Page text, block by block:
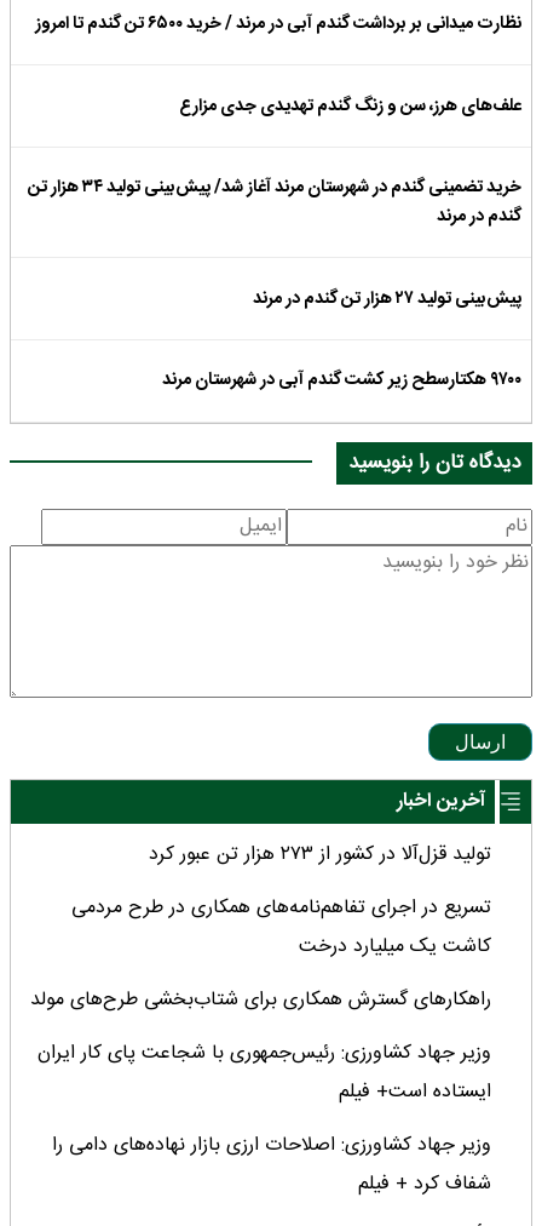
نظارت میدانی بر برداشت گندم آبی در مرند / خرید ۶۵۰۰ تن گندم تا امروز
علف‌های هرز، سن و زنگ گندم تهدیدی جدی مزارع
خرید تضمینی گندم در شهرستان مرند آغاز شد/ پیش‌بینی تولید ۳۴ هزار تن
گندم در مرند
پیش‌بینی تولید ۲۷ هزار تن گندم در مرند
۹۷۰۰ هکتارسطح زیر کشت گندم آبی در شهرستان مرند
دیدگاه تان را بنویسید
ارسال
آخرین اخبار
تولید قزل‌آلا در کشور از ۲۷۳ هزار تن عبور کرد
تسریع در اجرای تفاهم‌نامه‌های همکاری در طرح مردمی
کاشت یک میلیارد درخت
راهکارهای گسترش همکاری برای شتاب‌بخشی طرح‌های مولد
وزیر جهاد کشاورزی: رئیس‌جمهوری با شجاعت پای کار ایران
ایستاده است+ فیلم
وزیر جهاد کشاورزی: اصلاحات ارزی بازار نهاده‌های دامی را
شفاف کرد + فیلم